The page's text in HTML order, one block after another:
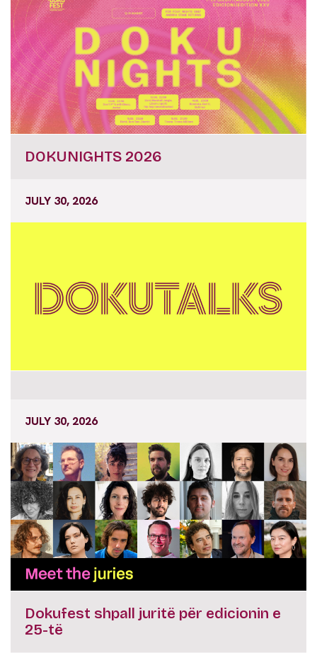
DOKUNIGHTS 2026
JULY 30, 2026
JULY 30, 2026
Dokufest shpall juritë për edicionin e
25-të